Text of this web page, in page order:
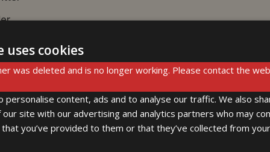
markere filer, mapper og spørsmål som favoritter, slik
uses cookies
was deleted and is no longer working. Please contact the
personalise content, ads and to analyse our traffic. We also
site with our advertising and analytics partners who may
you’ve provided to them or that they’ve collected from